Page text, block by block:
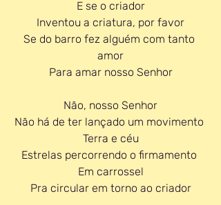
E se o criador
Inventou a criatura, por favor
Se do barro fez alguém com tanto
amor
Para amar nosso Senhor
Não, nosso Senhor
Não há de ter lançado um movimento
Terra e céu
Estrelas percorrendo o firmamento
Em carrossel
Pra circular em torno ao criador